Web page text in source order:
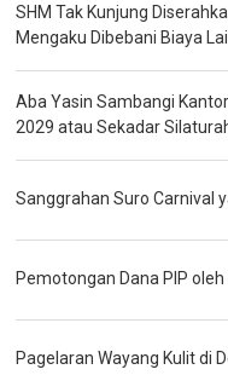
SHM Tak Kunjung
Mengaku Dibebani Biaya
Aba Yasin Sambangi
2029 atau Sekadar
Sanggrahan Suro Carnival
Pemotongan Dana PIP
Pagelaran Wayang Kulit di